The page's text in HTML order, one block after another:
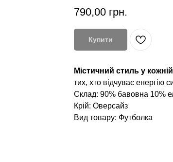
790,00 грн.
Купити
Містичний стиль у
тих, хто відчуває енергію
Склад: 90% бавовна 10%
Крій: Оверсайз
Вид товару: Футболка